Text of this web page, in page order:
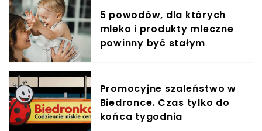
5 powodów, dla których
mleko i produkty mleczne
powinny być stałym
Promocyjne szaleństwo w
Biedronce. Czas tylko do
końca tygodnia